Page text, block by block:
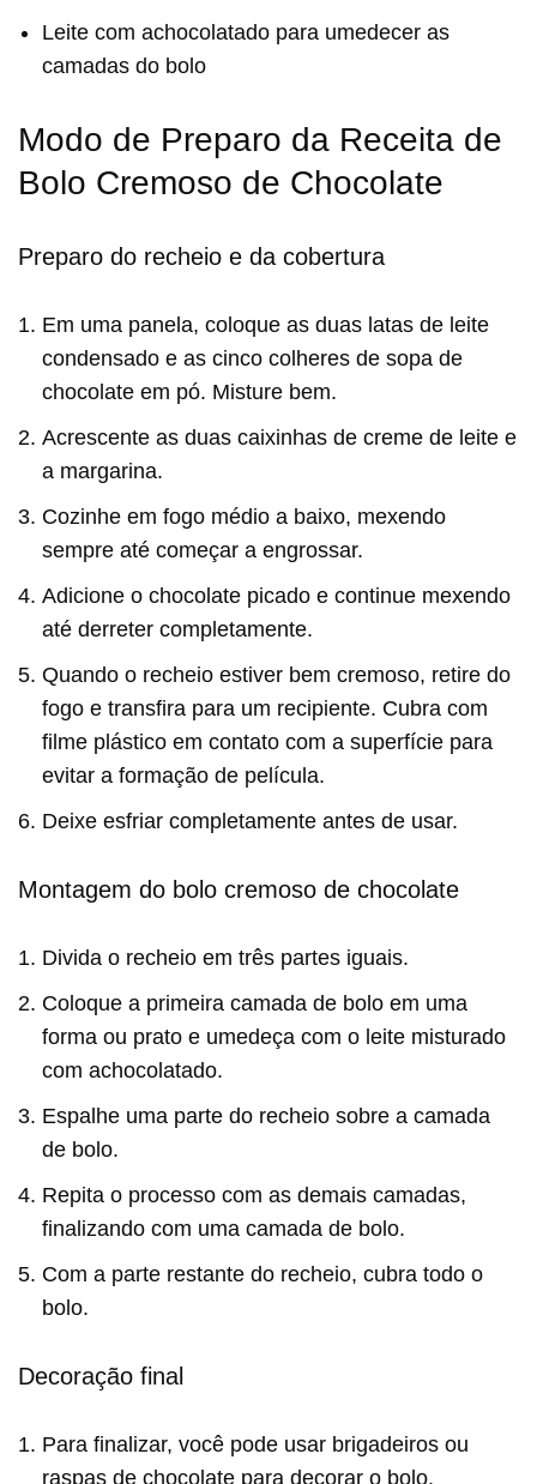
Leite com achocolatado para umedecer as
camadas do bolo
Modo de Preparo da Receita de
Bolo Cremoso de Chocolate
Preparo do recheio e da cobertura
Em uma panela, coloque as duas latas de leite
condensado e as cinco colheres de sopa de
chocolate em pó. Misture bem.
Acrescente as duas caixinhas de creme de leite e
a margarina.
Cozinhe em fogo médio a baixo, mexendo
sempre até começar a engrossar.
Adicione o chocolate picado e continue mexendo
até derreter completamente.
Quando o recheio estiver bem cremoso, retire do
fogo e transfira para um recipiente. Cubra com
filme plástico em contato com a superfície para
evitar a formação de película.
Deixe esfriar completamente antes de usar.
Montagem do bolo cremoso de chocolate
Divida o recheio em três partes iguais.
Coloque a primeira camada de bolo em uma
forma ou prato e umedeça com o leite misturado
com achocolatado.
Espalhe uma parte do recheio sobre a camada
de bolo.
Repita o processo com as demais camadas,
finalizando com uma camada de bolo.
Com a parte restante do recheio, cubra todo o
bolo.
Decoração final
Para finalizar, você pode usar brigadeiros ou
raspas de chocolate para decorar o bolo.